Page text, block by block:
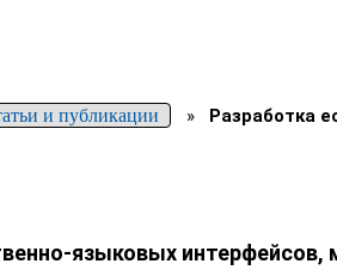
и публикации » Разработка
языковых